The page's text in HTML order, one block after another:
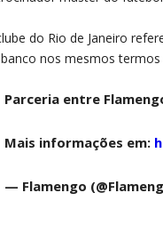
do Rio de Janeiro
nos mesmos
Parceria entre
Mais informações em:
— Flamengo